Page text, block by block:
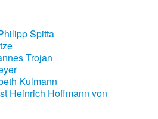
Spitta
Trojan
Kulmann
Heinrich Hoffmann von